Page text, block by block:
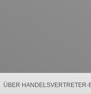
ÜBER HANDELSVERTRETER-